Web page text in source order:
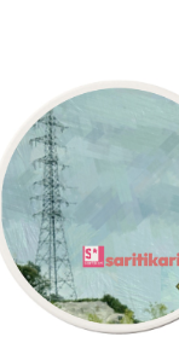
コースター 白雲石 吸
ロマイト グラス アイス
saritikari cafe
¥2,200